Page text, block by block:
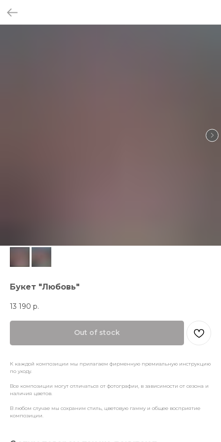
Букет "Любовь"
13 190 р.
Out of stock
К каждой композиции мы прилагаем фирменную премиальную инструкцию
по уходу.
Все композиции могут отличаться от фотографии, в зависимости от сезона и
наличия цветов.
В любом случае мы сохраним стиль, цветовую гамму и общее восприятие
композиции.